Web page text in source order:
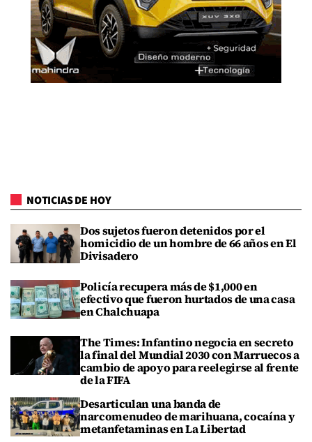
NOTICIAS DE HOY
Dos sujetos fueron detenidos por el
homicidio de un hombre de 66 años en El
Divisadero
Policía recupera más de $1,000 en
efectivo que fueron hurtados de una casa
en Chalchuapa
The Times: Infantino negocia en secreto
la final del Mundial 2030 con Marruecos a
cambio de apoyo para reelegirse al frente
de la FIFA
Desarticulan una banda de
narcomenudeo de marihuana, cocaína y
metanfetaminas en La Libertad